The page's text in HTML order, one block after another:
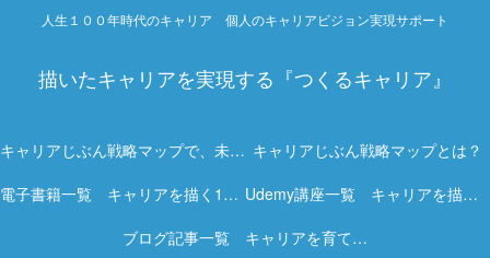
人生１００年時代のキャリア 個人のキャリアビジョン実現サポート
描いたキャリアを実現する『つくるキャリア』
キャリアじぶん戦略マップで、未来を描く力を。 キャリアじぶん戦略マップとは？
電子書籍一覧 キャリアを描く15冊の実践ガイド
Udemy講座一覧 キャリアを描く実践オンライン講座
ブログ記事一覧 キャリアを育てる実践ヒント集